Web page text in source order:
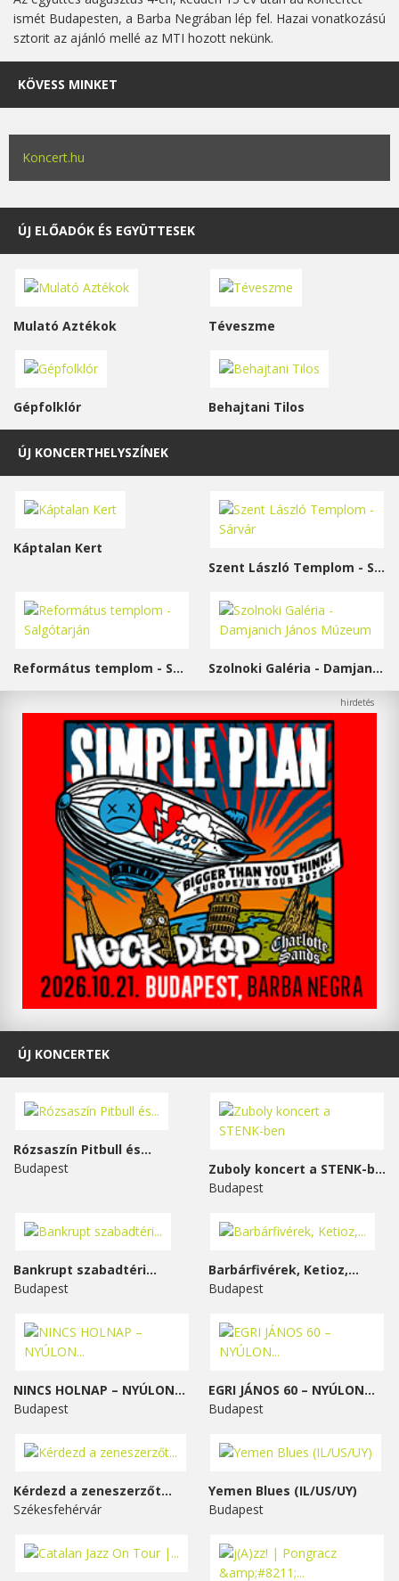
ismét Budapesten, a Barba Negrában lép fel. Hazai vonatkozású
sztorit az ajánló mellé az MTI hozott nekünk.
KÖVESS MINKET
Koncert.hu
ÚJ ELŐADÓK ÉS EGYÜTTESEK
Mulató Aztékok Téveszme
Gépfolklór Behajtani Tilos
ÚJ KONCERTHELYSZÍNEK
Káptalan Kert
Szent László Templom - Sárvár
Református templom - Salgótarján Szolnoki Galéria - Damjanich János Múzeum
ÚJ KONCERTEK
Rózsaszín Pitbull és...
Budapest
Zuboly koncert a STENK-ben
Budapest
Bankrupt szabadtéri...
Budapest
Barbárfivérek, Ketioz,...
Budapest
NINCS HOLNAP – NYÚLON...
Budapest
EGRI JÁNOS 60 – NYÚLON...
Budapest
Kérdezd a zeneszerzőt...
Székesfehérvár
Yemen Blues (IL/US/UY)
Budapest